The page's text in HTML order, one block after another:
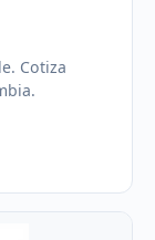
Cotiza